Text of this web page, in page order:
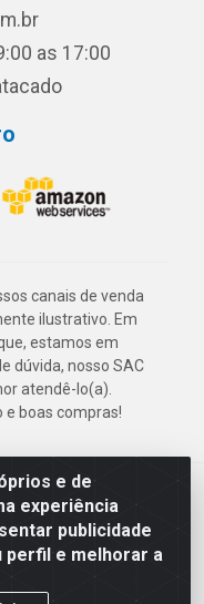
e de
experiência
publicidade
perfil e melhorar a
as 17:00
canais de venda
ilustrativo. Em
estamos em
dúvida, nosso SAC
atendê-lo(a).
boas compras!
de Morais, 2471 -
- CNPJ 24.150.377/0003-